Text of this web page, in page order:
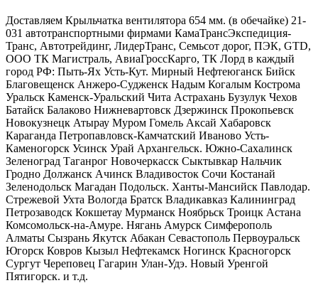
Доставляем Крыльчатка вентилятора 654 мм. (в обечайке) 21-
031 автотранспортными фирмами КамаТрансЭкспедиция-
Транс, Автотрейдинг, ЛидерТранс, Семьсот дорог, ПЭК, GTD,
ООО ТК Магистраль, АвиаГроссКарго, ТК Лорд в каждый
город РФ: Пыть-Ях Усть-Кут. Мирный Нефтеюганск Бийск
Благовещенск Анжеро-Судженск Надым Когалым Кострома
Уральск Каменск-Уральский Чита Астрахань Бузулук Чехов
Батайск Балаково Нижневартовск Дзержинск Прокопьевск
Новокузнецк Атырау Муром Гомель Аксай Хабаровск
Караганда Петропавловск-Камчатский Иваново Усть-
Каменогорск Усинск Урай Архангельск. Южно-Сахалинск
Зеленоград Таганрог Новочеркасск Сыктывкар Нальчик
Гродно Должанск Ачинск Владивосток Сочи Костанай
Зеленодольск Магадан Подольск. Ханты-Мансийск Павлодар.
Стрежевой Ухта Вологда Братск Владикавказ Калининград
Петрозаводск Кокшетау Мурманск Ноябрьск Троицк Астана
Комсомольск-на-Амуре. Нягань Амурск Симферополь
Алматы Сызрань Якутск Абакан Севастополь Первоуральск
Югорск Ковров Кызыл Нефтекамск Ногинск Красногорск
Сургут Череповец Гагарин Улан-Удэ. Новый Уренгой
Пятигорск. и т.д.